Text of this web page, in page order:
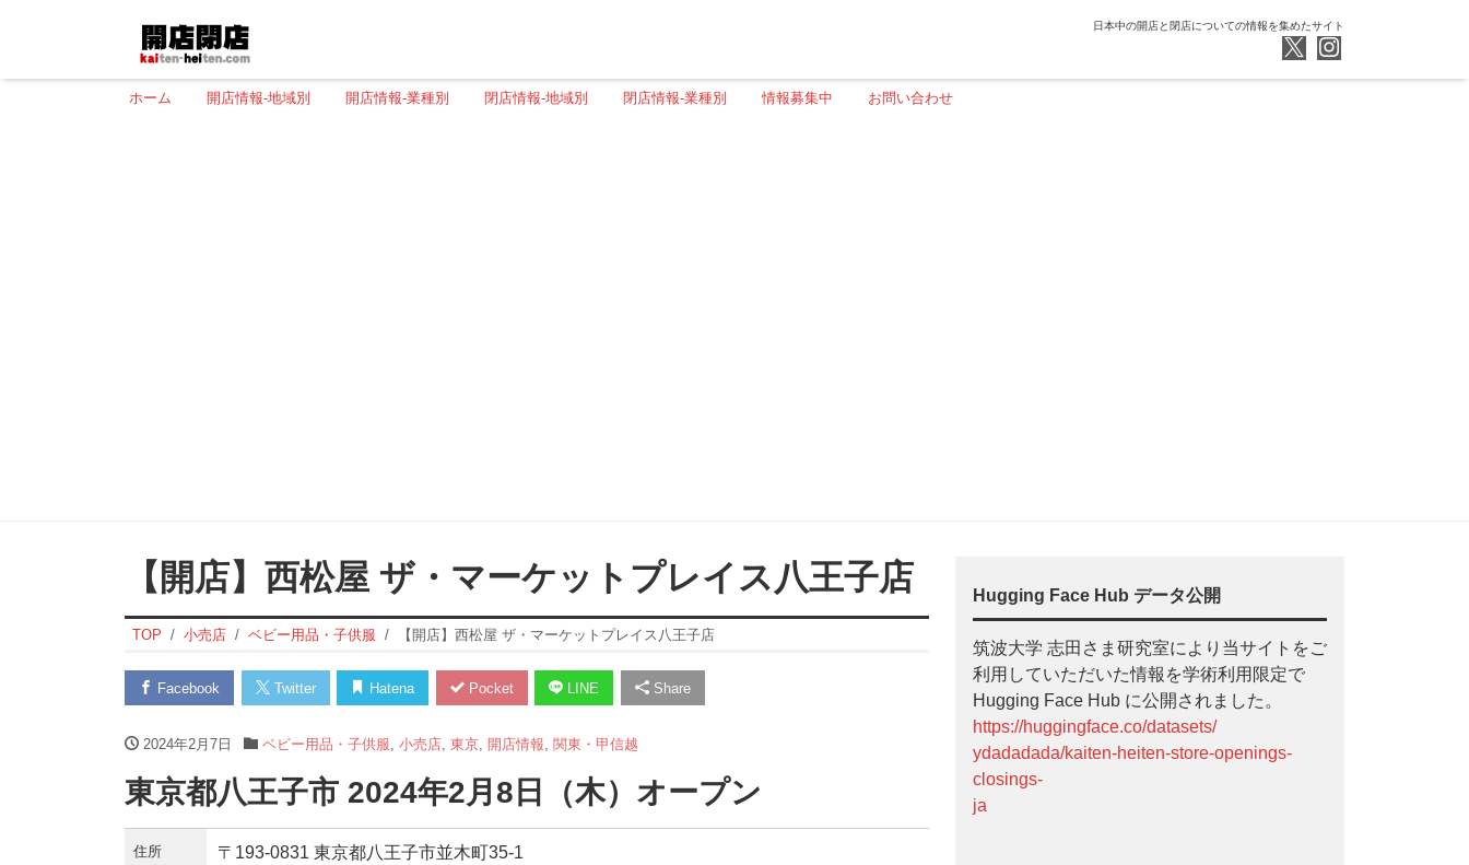
日本中の開店と閉店についての情報を集めたサイト
ホーム 開店情報-地域別 開店情報-業種別 閉店情報-地域別 閉店情報-業種別 情報募集中 お問い合わせ
【開店】西松屋 ザ・マーケットプレイス八王子店
TOP 小売店 ベビー用品・子供服 【開店】西松屋 ザ・マーケットプレイス八王子店
Facebook Twitter Hatena Pocket LINE Share
2024年2月7日 ベビー用品・子供服 小売店, 東京, 開店情報 関東・甲信越
東京都八王子市 2024年2月8日（木）オープン
住所 〒193-0831 東京都八王子市並木町35-1
Hugging Face Hub データ公開
筑波大学 志田さま研究室により当サイトをご
利用していただいた情報を学術利用限定で
Hugging Face Hub に公開されました。
https://huggingface.co/datasets/
ydadadada/kaiten-heiten-store-openings-
closings-
ja